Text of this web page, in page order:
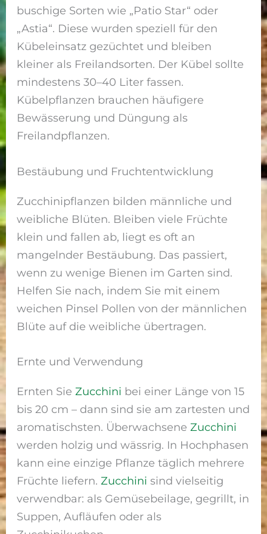
buschige Sorten wie „Patio Star“ oder
„Astia“. Diese wurden speziell für den
Kübeleinsatz gezüchtet und bleiben
kleiner als Freilandsorten. Der Kübel sollte
mindestens 30–40 Liter fassen.
Kübelpflanzen brauchen häufigere
Bewässerung und Düngung als
Freilandpflanzen.
Bestäubung und Fruchtentwicklung
Zucchinipflanzen bilden männliche und
weibliche Blüten. Bleiben viele Früchte
klein und fallen ab, liegt es oft an
mangelnder Bestäubung. Das passiert,
wenn zu wenige Bienen im Garten sind.
Helfen Sie nach, indem Sie mit einem
weichen Pinsel Pollen von der männlichen
Blüte auf die weibliche übertragen.
Ernte und Verwendung
Ernten SieZucchini bei einer Länge von 15
bis 20 cm – dann sind sie am zartesten und
aromatischsten. ÜberwachseneZucchini
werden holzig und wässrig. In Hochphasen
kann eine einzige Pflanze täglich mehrere
Früchte liefern.Zucchini sind vielseitig
verwendbar: als Gemüsebeilage, gegrillt, in
Suppen, Aufläufen oder als